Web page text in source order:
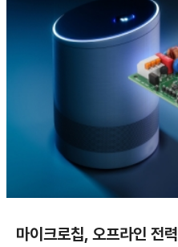
마이크로칩, 오프라인 전